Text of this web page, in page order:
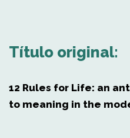
Título original:
12 Rules for Life: an
to meaning in the